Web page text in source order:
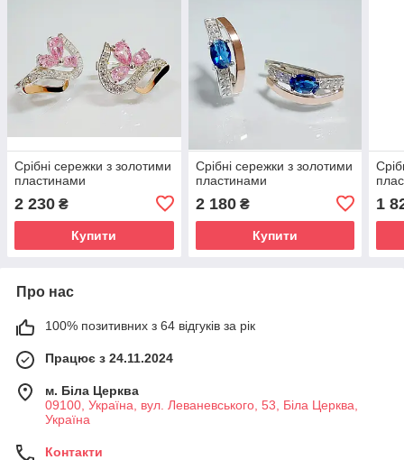
Срібні сережки з золотими
пластинами
2 230 ₴
Купити
Срібні сережки з золотими
пластинами
2 180₴
Купити
1
Про нас
100% позитивних з 64 відгуків за рік
Працює з 24.11.2024
м. Біла Церква
09100, Україна, вул. Леваневського, 53, Біла Церква,
Україна
Контакти